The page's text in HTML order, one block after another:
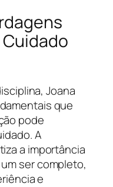
Joana
que
pode
A
a importância
ser completo,
e